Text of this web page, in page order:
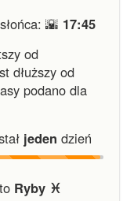
🌇 17:45
od
dłuższy od
podano dla
jeden dzień
Ryby ♓︎